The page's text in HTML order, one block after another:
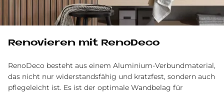
Re­no­vie­ren mit Reno­Deco
RenoDeco besteht aus einem Aluminium-Verbundmaterial,
das nicht nur widerstandsfähig und kratzfest, sondern auch
pflegeleicht ist. Es ist der optimale Wandbelag für